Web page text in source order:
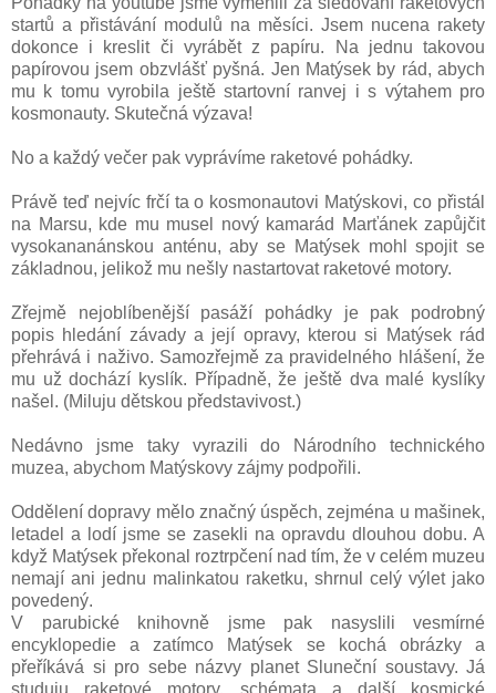
startů a přistávání modulů na měsíci. Jsem nucena rakety
dokonce i kreslit či vyrábět z papíru. Na jednu takovou
papírovou jsem obzvlášť pyšná. Jen Matýsek by rád, abych
mu k tomu vyrobila ještě startovní ranvej i s výtahem pro
kosmonauty. Skutečná výzava!
No a každý večer pak vyprávíme raketové pohádky.
Právě teď nejvíc frčí ta o kosmonautovi Matýskovi, co přistál
na Marsu, kde mu musel nový kamarád Marťánek zapůjčit
vysokananánskou anténu, aby se Matýsek mohl spojit se
základnou, jelikož mu nešly nastartovat raketové motory.
Zřejmě nejoblíbenější pasáží pohádky je pak podrobný
popis hledání závady a její opravy, kterou si Matýsek rád
přehrává i naživo. Samozřejmě za pravidelného hlášení, že
mu už dochází kyslík. Případně, že ještě dva malé kyslíky
našel. (Miluju dětskou představivost.)
Nedávno jsme taky vyrazili do Národního technického
muzea, abychom Matýskovy zájmy podpořili.
Oddělení dopravy mělo značný úspěch, zejména u mašinek,
letadel a lodí jsme se zasekli na opravdu dlouhou dobu. A
když Matýsek překonal roztrpčení nad tím, že v celém muzeu
nemají ani jednu malinkatou raketku, shrnul celý výlet jako
povedený.
V parubické knihovně jsme pak nasyslili vesmírné
encyklopedie a zatímco Matýsek se kochá obrázky a
přeříkává si pro sebe názvy planet Sluneční soustavy. Já
studuju raketové motory, schémata a další kosmické